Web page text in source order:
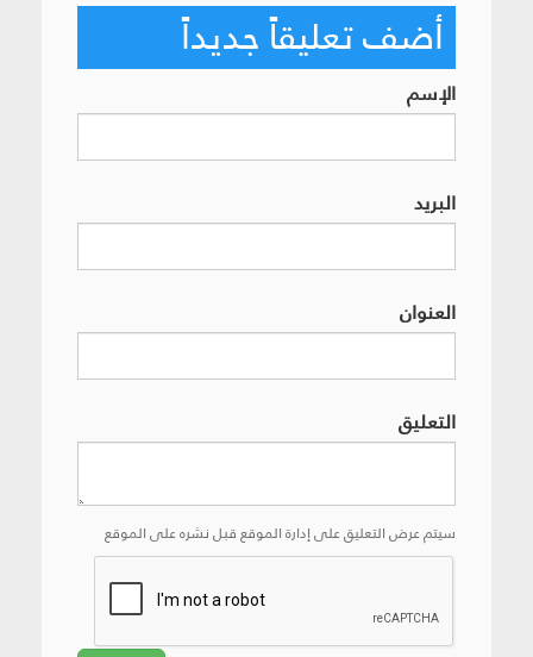
أضف تعليقاً جديداً
الإسم
البريد
العنوان
التعليق
سيتم عرض التعليق على إدارة الموقع قبل نشره على الموقع